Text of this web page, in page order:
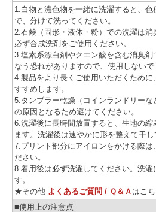
1.白物と濃色物を一緒に洗濯すると、
で、分けて洗ってください。
2.石鹸（固形・液体・粉）での洗濯は消
必ず合成洗剤をご使用ください。
3.塩素系漂白剤やクエン酸を含む消臭
なう恐れがありますので、使用しないで
4.製品をより長くご使用いただくため
すすめします。
5.タンブラー乾燥（コインランドリー
の原因となるため避けてください。
6.洗濯後に長時間放置すると、生地の縮
ます。洗濯後は速やかに形を整えて干し
7.プリント部分にアイロンをかける際は
ださい。
8.着用後は必ず洗濯してください。洗濯
す。
★その他 よくあるご質問 / Ｑ＆Ａ はこ
■使用上の注意点